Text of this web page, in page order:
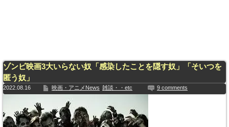
ゾンビ映画3大いらない奴「感染したことを隠す奴」「そいつを
匿う奴」
2022.08.16 映画・アニメNews 雑談・・etc 9 comments